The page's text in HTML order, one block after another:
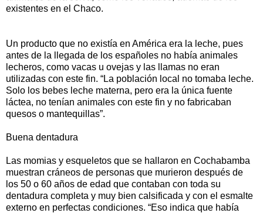
existentes en el Chaco.
Un producto que no existía en América era la leche, pues
antes de la llegada de los españoles no había animales
lecheros, como vacas u ovejas y las llamas no eran
utilizadas con este fin. “La población local no tomaba leche.
Solo los bebes leche materna, pero era la única fuente
láctea, no tenían animales con este fin y no fabricaban
quesos o mantequillas”.
Buena dentadura
Las momias y esqueletos que se hallaron en Cochabamba
muestran cráneos de personas que murieron después de
los 50 o 60 años de edad que contaban con toda su
dentadura completa y muy bien calsificada y con el esmalte
externo en perfectas condiciones. “Eso indica que había